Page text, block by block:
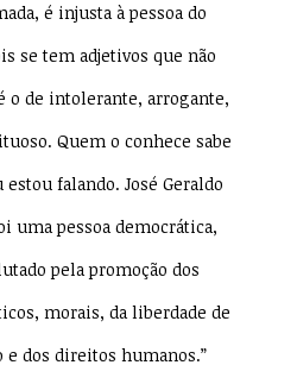
é injusta à pessoa do
se tem adjetivos que não
o de intolerante, arrogante,
Quem o conhece sabe
estou falando. José Geraldo
uma pessoa democrática,
pela promoção dos
morais, da liberdade de
e dos direitos humanos.”